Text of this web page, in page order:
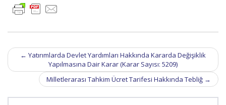
Post
navigation
← Yatırımlarda Devlet Yardımları Hakkında Kararda Değişiklik
Yapılmasına Dair Karar (Karar Sayısı: 5209)
Milletlerarası Tahkim Ücret Tarifesi Hakkında Tebliğ →